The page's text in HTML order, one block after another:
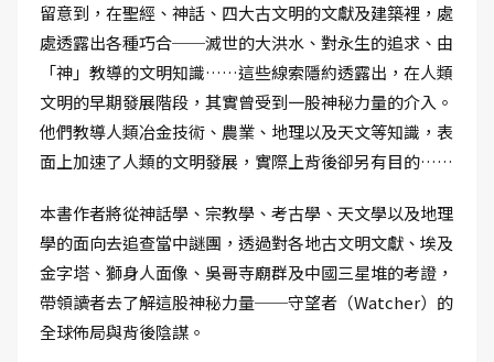
留意到，在聖經、神話、四大古文明的文獻及建築裡，處
處透露出各種巧合──滅世的大洪水、對永生的追求、由
「神」教導的文明知識……這些線索隱約透露出，在人類
文明的早期發展階段，其實曾受到一股神秘力量的介入。
他們教導人類冶金技術、農業、地理以及天文等知識，表
面上加速了人類的文明發展，實際上背後卻另有目的……
本書作者將從神話學、宗教學、考古學、天文學以及地理
學的面向去追查當中謎團，透過對各地古文明文獻、埃及
金字塔、獅身人面像、吳哥寺廟群及中國三星堆的考證，
帶領讀者去了解這股神秘力量──守望者（Watcher）的
全球佈局與背後陰謀。